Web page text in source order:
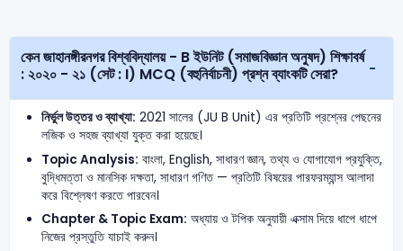
কেন জাহানঙ্গীরনগর বিশ্ববিদ্যালয় - B ইউনিট (সমাজবিজ্ঞান অনুষদ) শিক্ষাবর্ষ
: ২০২০ - ২১ (সেট : I) MCQ (বহুনির্বাচনী) প্রশ্ন ব্যাংকটি সেরা?
নির্ভুল উত্তর ও ব্যাখ্যা: 2021 সালের (JU B Unit) এর প্রতিটি প্রশ্নের পেছনের
লজিক ও সহজ ব্যাখ্যা যুক্ত করা হয়েছে।
Topic Analysis: বাংলা, English, সাধারণ জ্ঞান, তথ্য ও যোগাযোগ প্রযুক্তি,
বুদ্ধিমত্তা ও মানসিক দক্ষতা, সাধারণ গণিত — প্রতিটি বিষয়ের পারফরম্যান্স আলাদা
করে বিশ্লেষণ করতে পারবেন।
Chapter & Topic Exam: অধ্যায় ও টপিক অনুযায়ী এক্সাম দিয়ে ধাপে ধাপে
নিজের প্রস্তুতি যাচাই করুন।